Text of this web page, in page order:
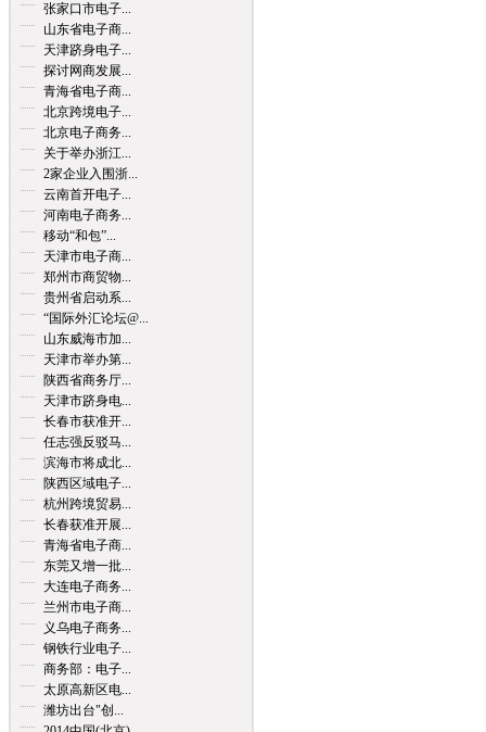
张家口市电子...
山东省电子商...
天津跻身电子...
探讨网商发展...
青海省电子商...
北京跨境电子...
北京电子商务...
关于举办浙江...
2家企业入围浙...
云南首开电子...
河南电子商务...
移动“和包”...
天津市电子商...
郑州市商贸物...
贵州省启动系...
“国际外汇论坛@...
山东威海市加...
天津市举办第...
陕西省商务厅...
天津市跻身电...
长春市获准开...
任志强反驳马...
滨海市将成北...
陕西区域电子...
杭州跨境贸易...
长春获准开展...
青海省电子商...
东莞又增一批...
大连电子商务...
兰州市电子商...
义乌电子商务...
钢铁行业电子...
商务部：电子...
太原高新区电...
潍坊出台"创...